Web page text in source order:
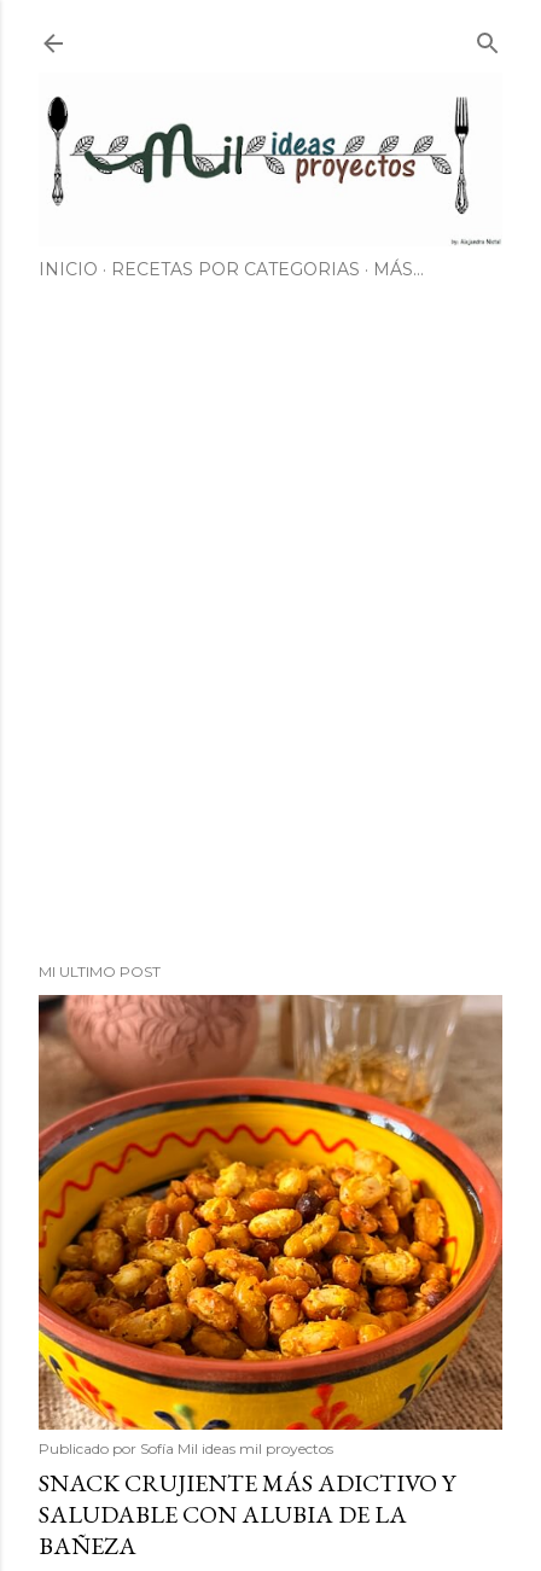
INICIO RECETAS POR CATEGORIAS MÁS…
MI ULTIMO POST
Publicado por Sofía Mil ideas mil proyectos
SNACK CRUJIENTE MÁS ADICTIVO Y
SALUDABLE CON ALUBIA DE LA
BAÑEZA